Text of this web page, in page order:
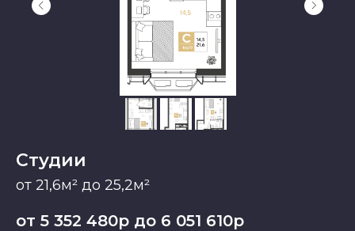
Студии
от 21,6м² до 25,2м²
от 5 352 480р до 6 051 610р